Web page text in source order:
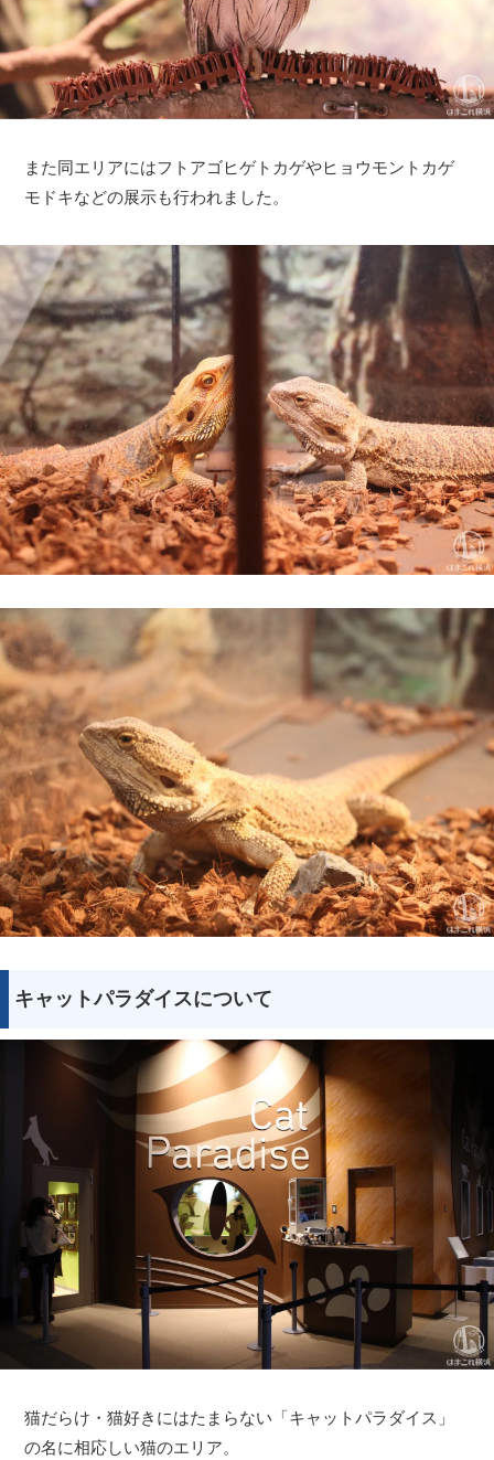
また同エリアにはフトアゴヒゲトカゲやヒョウモントカゲ
モドキなどの展示も行われました。
キャットパラダイスについて
猫だらけ・猫好きにはたまらない「キャットパラダイス」
の名に相応しい猫のエリア。